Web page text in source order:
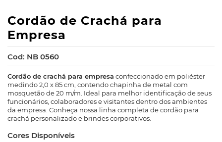
Cordão de Crachá para
Empresa
Cod: NB 0560
Cordão de crachá para empresa confeccionado em poliéster
medindo 2,0 x 85 cm, contendo chapinha de metal com
mosquetão de 20 m/m. Ideal para melhor identificação de seus
funcionários, colaboradores e visitantes dentro dos ambientes
da empresa. Conheça nossa linha completa de cordão para
crachá personalizado e brindes corporativos.
Cores Disponíveis